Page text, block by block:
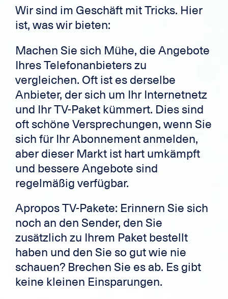
Wir sind im Geschäft mit Tricks. Hier
ist, was wir bieten:
Machen Sie sich Mühe, die Angebote
Ihres Telefonanbieters zu
vergleichen. Oft ist es derselbe
Anbieter, der sich um Ihr Internetnetz
und Ihr TV-Paket kümmert. Dies sind
oft schöne Versprechungen, wenn Sie
sich für Ihr Abonnement anmelden,
aber dieser Markt ist hart umkämpft
und bessere Angebote sind
regelmäßig verfügbar.
Apropos TV-Pakete: Erinnern Sie sich
noch an den Sender, den Sie
zusätzlich zu Ihrem Paket bestellt
haben und den Sie so gut wie nie
schauen? Brechen Sie es ab. Es gibt
keine kleinen Einsparungen.